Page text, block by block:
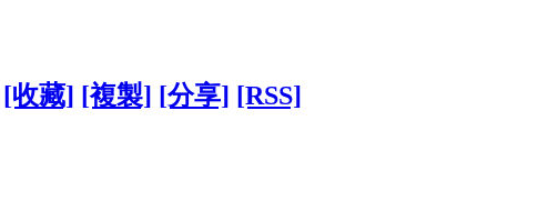
[收藏] [複製] [分享] [RSS]